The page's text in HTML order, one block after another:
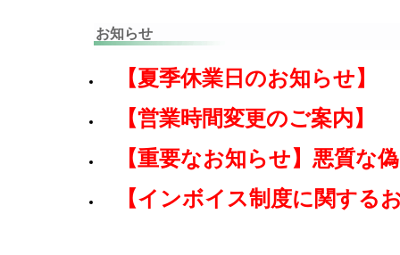
お知らせ
【夏季休業日のお知らせ】
【営業時間変更のご案内】
【重要なお知らせ】悪質な
【インボイス制度に関する